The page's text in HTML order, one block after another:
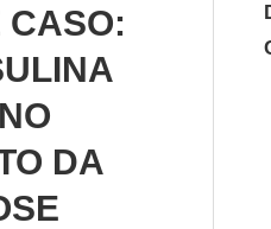
CASO:
DA